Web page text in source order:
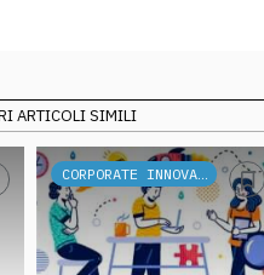
ARTICOLI SIMILI
CORPORATE INNOVATION